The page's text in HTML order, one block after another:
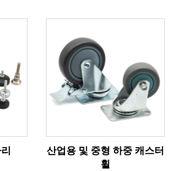
산업용 및 중형 하중 캐스터
휠